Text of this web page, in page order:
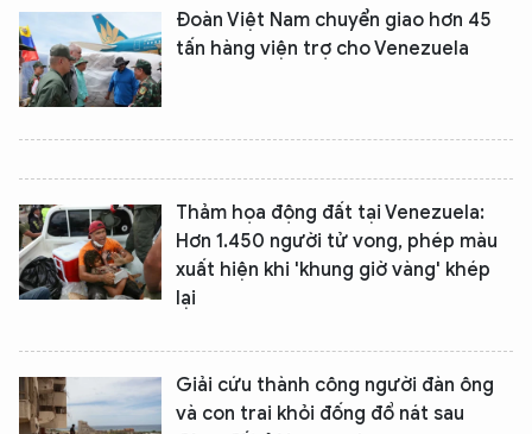
Đoàn Việt Nam chuyển giao hơn 45
tấn hàng viện trợ cho Venezuela
Thảm họa động đất tại Venezuela:
Hơn 1.450 người tử vong, phép màu
xuất hiện khi 'khung giờ vàng' khép
lại
Giải cứu thành công người đàn ông
và con trai khỏi đống đổ nát sau